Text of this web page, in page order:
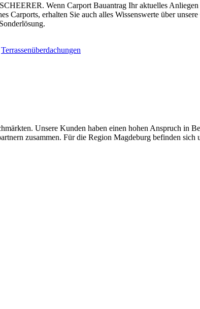
Wenn Carport Bauantrag Ihr aktuelles
Carports, erhalten Sie auch alles Wissenswerte über
Terrassenüberdachungen
Unsere Kunden haben einen hohen Anspruch in
zusammen. Für die Region Magdeburg befinden sich